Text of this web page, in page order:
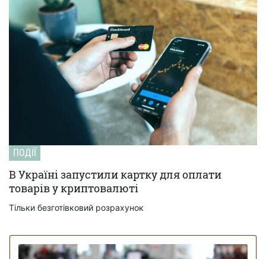
ПОДІЇ
В Україні запустили картку для оплати
товарів у криптовалюті
Тільки безготівковий розрахунок